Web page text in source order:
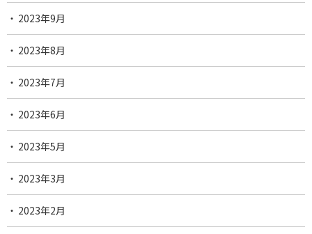
2023年9月
2023年8月
2023年7月
2023年6月
2023年5月
2023年3月
2023年2月